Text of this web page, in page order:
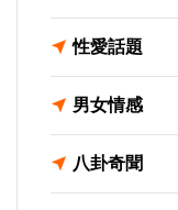
性愛話題
男女情感
八卦奇聞